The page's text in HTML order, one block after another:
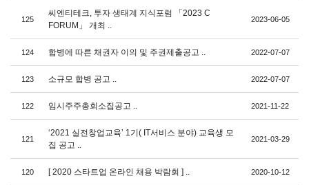
125
씨엔티테크, 투자 생태계 지식포럼 「2023 C
FORUM」 개최 ..
2023-06-05
124 합병에 따른 채권자 이의 및 주권제출공고 .. 2022-07-07
123 소규모 합병 공고 .. 2022-07-07
122 임시주주총회소집공고 .. 2021-11-22
121
‘2021 실전창업교육’ 1기( IT서비스 분야) 교육생 모
집 공고 ..
2021-03-29
120 [ 2020 스타트업 온라인 채용 박람회 ] .. 2020-10-12